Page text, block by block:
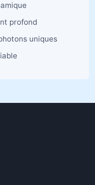
profond
uniques